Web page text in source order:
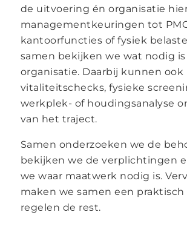
de uitvoering én organisatie
managementkeuringen tot
kantoorfuncties of fysiek
samen bekijken we wat nodig
organisatie. Daarbij kunnen ook
vitaliteitschecks, fysieke
werkplek- of houdingsanalyse
van het traject.
Samen onderzoeken we de
bekijken we de verplichtingen
we waar maatwerk nodig is.
maken we samen een praktisch
regelen de rest.